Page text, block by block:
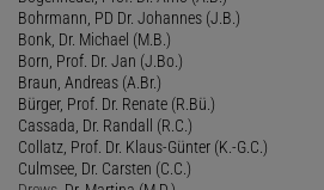
Bohrmann, PD Dr. Johannes (J.B.)
Bonk, Dr. Michael (M.B.)
Born, Prof. Dr. Jan (J.Bo.)
Braun, Andreas (A.Br.)
Bürger, Prof. Dr. Renate (R.Bü.)
Cassada, Dr. Randall (R.C.)
Collatz, Prof. Dr. Klaus-Günter (K.-G.C.)
Culmsee, Dr. Carsten (C.C.)